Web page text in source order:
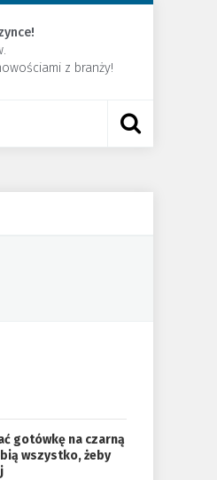
z branży!
gotówkę na czarną
wszystko, żeby